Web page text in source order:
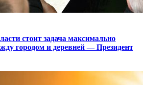
стоит задача максимально
городом и деревней — Президент